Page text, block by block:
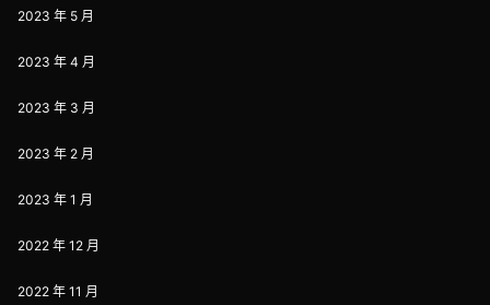
2023 年 5 月
2023 年 4 月
2023 年 3 月
2023 年 2 月
2023 年 1 月
2022 年 12 月
2022 年 11 月